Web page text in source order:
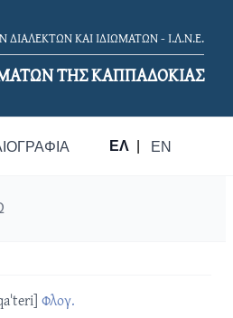
ΚΑΙ ΙΔΙΩΜΑΤΩΝ - Ι.Λ.Ν.Ε.
ΤΗΣ ΚΑΠΠΑΔΟΚΙΑΣ
ΕΛ EN
Φλογ.